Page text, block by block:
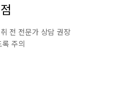
전 전문가 상담 권장
주의